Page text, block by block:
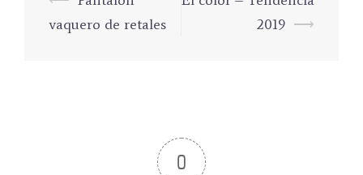
Navegación
de
vaquero de retales
2019 ⟶
0